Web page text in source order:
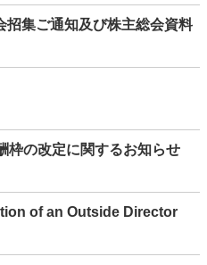
招集ご通知及び株主総会資料
枠の改定に関するお知らせ
of an Outside Director